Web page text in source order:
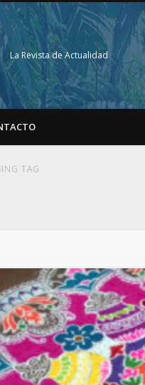
La Revista de Actualidad
TAG